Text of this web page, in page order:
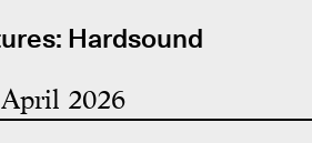
Hardsound
April 2026